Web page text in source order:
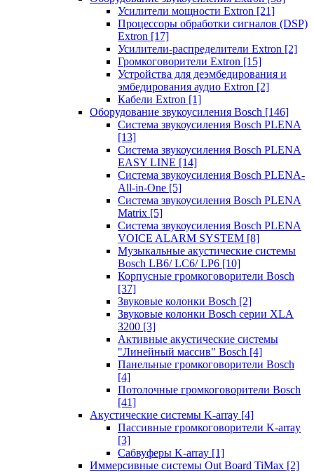
Усилители мощности Extron [21]
Процессоры обработки сигналов (DSP)
Extron [17]
Усилители-распределители Extron [2]
Громкоговорители Extron [15]
Устройства для деэмбедирования и
эмбедирования аудио Extron [2]
Кабели Extron [1]
Оборудование звукоусиления Bosch [146]
Система звукоусиления Bosch PLENA
[13]
Система звукоусиления Bosch PLENA
EASY LINE [14]
Система звукоусиления Bosch PLENA-
All-in-One [5]
Система звукоусиления Bosch PLENA
Matrix [5]
Система звукоусиления Bosch PLENA
VOICE ALARM SYSTEM [8]
Музыкальные акустические системы
Bosch LB6/ LC6/ LP6 [10]
Корпусные громкоговорители Bosch
[37]
Звуковые колонки Bosch [2]
Звуковые колонки Bosch серии XLA
3200 [3]
Активные акустические системы
"Линейный массив" Bosch [4]
Панельные громкоговорители Bosch
[4]
Потолочные громкоговорители Bosch
[41]
Акустические системы K-array [4]
Пассивные громкоговорители K-array
[3]
Сабвуферы K-array [1]
Иммерсивные системы Out Board TiMax [2]